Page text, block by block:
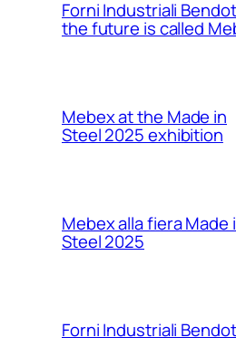
Forni Industriali
the future is called
Mebex at the Made in
Steel 2025 exhibition
Mebex alla fiera Made
Steel 2025
Forni Industriali